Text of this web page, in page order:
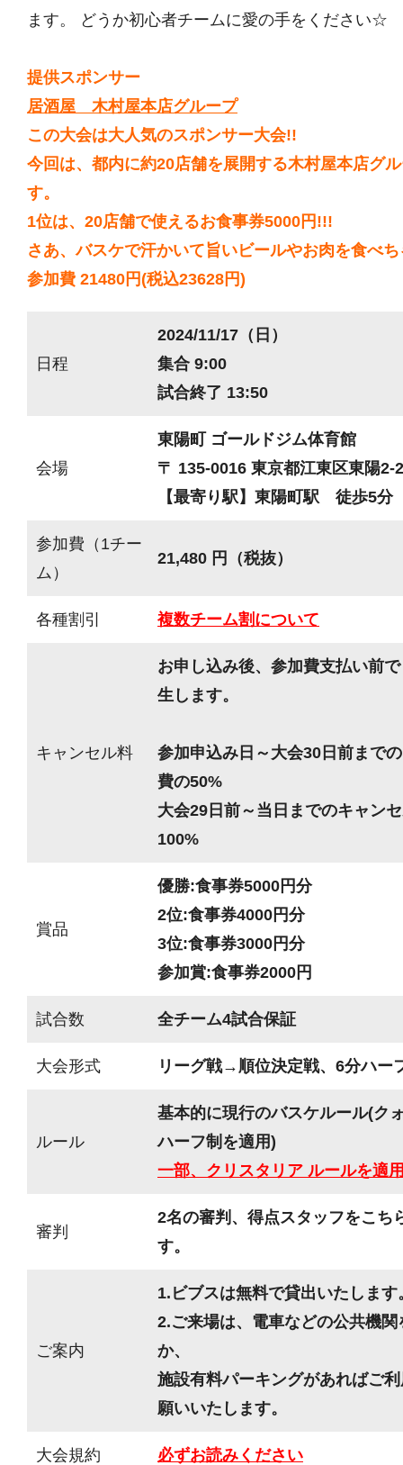
ます。 どうか初心者チームに愛の手をください☆
提供スポンサー
居酒屋 木村屋本店グループ
この大会は大人気のスポンサー大会!!
今回は、都内に約20店舗を展開する木村屋本店グ
す。
1位は、20店舗で使えるお食事券5000円!!!
さあ、バスケで汗かいて旨いビールやお肉を食べ
参加費 21480円(税込23628円)
日程
2024/11/17（日）
集合 9:00
試合終了 13:50
会場
東陽町 ゴールドジム体育館
〒 135-0016 東京都江東区東陽2-
【最寄り駅】東陽町駅 徒歩5分
参加費（1チー
ム）
21,480 円（税抜）
各種割引 複数チーム割について
キャンセル料
お申し込み後、参加費支払い前
生します。
参加申込み日～大会30日前まで
費の50%
大会29日前～当日までのキャン
100%
賞品
優勝:食事券5000円分
2位:食事券4000円分
3位:食事券3000円分
参加賞:食事券2000円
試合数 全チーム4試合保証
大会形式 リーグ戦→順位決定戦、6分ハー
ルール
基本的に現行のバスケルール(ク
ハーフ制を適用)
一部、クリスタリア ルールを適
審判
2名の審判、得点スタッフをこち
す。
ご案内
1.ビブスは無料で貸出いたします
2.ご来場は、電車などの公共機
か、
施設有料パーキングがあればご
願いいたします。
大会規約 必ずお読みください